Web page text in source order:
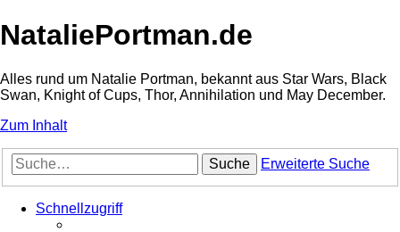
NataliePortman.de
Alles rund um Natalie Portman, bekannt aus Star Wars, Black
Swan, Knight of Cups, Thor, Annihilation und May December.
Zum Inhalt
Suche Erweiterte Suche
Schnellzugriff